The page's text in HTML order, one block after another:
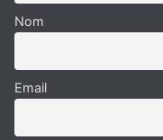
Nom
Email